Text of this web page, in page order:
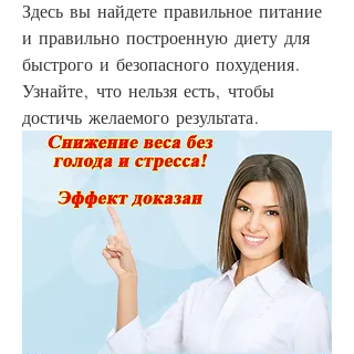
Здесь вы найдете правильное питание
и правильно построенную диету для
быстрого и безопасного похудения.
Узнайте, что нельзя есть, чтобы
достичь желаемого результата.